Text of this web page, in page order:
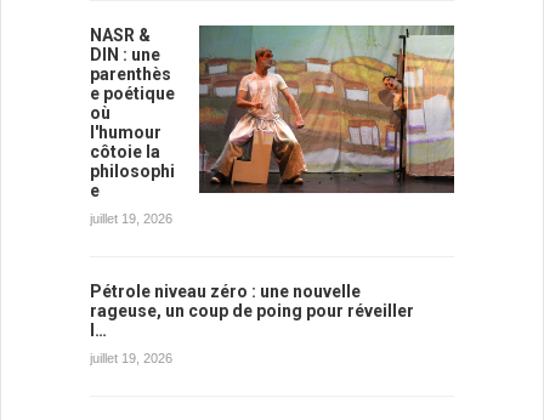
NASR &
DIN : une
parenthès
e poétique
où
l'humour
côtoie la
philosophi
e
juillet 19, 2026
Pétrole niveau zéro : une nouvelle
rageuse, un coup de poing pour réveiller
l…
juillet 19, 2026